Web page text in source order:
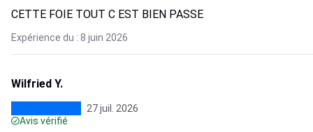
CETTE FOIE TOUT C EST BIEN PASSE
Expérience du : 8 juin 2026
Wilfried Y.
27 juil. 2026
Avis vérifié